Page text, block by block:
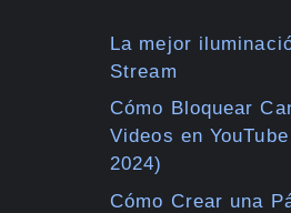
La mejor
Stream
Cómo Bloquear
Videos en
2024)
Cómo Crear una